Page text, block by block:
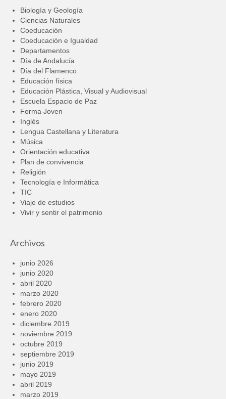
Biología y Geología
Ciencias Naturales
Coeducación
Coeducación e Igualdad
Departamentos
Día de Andalucía
Día del Flamenco
Educación física
Educación Plástica, Visual y Audiovisual
Escuela Espacio de Paz
Forma Joven
Inglés
Lengua Castellana y Literatura
Música
Orientación educativa
Plan de convivencia
Religión
Tecnología e Informática
TIC
Viaje de estudios
Vivir y sentir el patrimonio
Archivos
junio 2026
junio 2020
abril 2020
marzo 2020
febrero 2020
enero 2020
diciembre 2019
noviembre 2019
octubre 2019
septiembre 2019
junio 2019
mayo 2019
abril 2019
marzo 2019